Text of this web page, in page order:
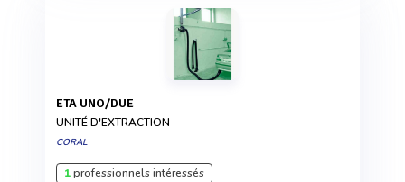
ETA UNO/DUE
UNITÉ D'EXTRACTION
CORAL
1professionnels intéressés